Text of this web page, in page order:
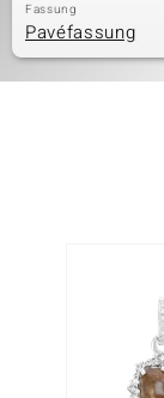
Fassung
Pavéfassung